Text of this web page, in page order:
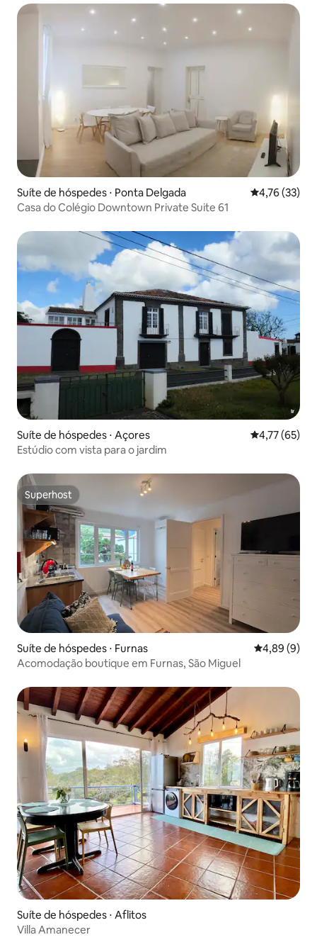
Suíte de hóspedes ⋅ Ponta Delgada 4,76 de uma
4,76 (33)
Casa do Colégio Downtown Private Suite 61
Suíte de hóspedes ⋅ Açores 4,77 de uma
4,77 (65)
Estúdio com vista para o jardim
Superhost
Superhost
Suíte de hóspedes ⋅ Furnas 4,89 de uma
4,89 (9)
Acomodação boutique em Furnas, São Miguel
Suíte de hóspedes ⋅ Aflitos
Villa Amanecer